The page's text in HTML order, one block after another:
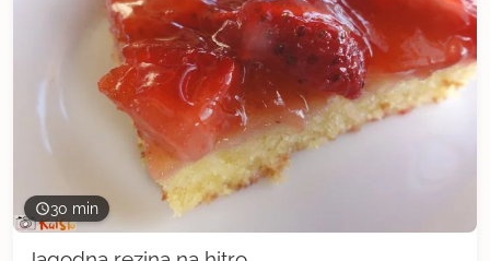
30 min